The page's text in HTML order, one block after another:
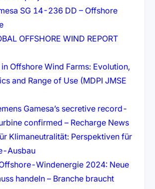
SG 14-236 DD – Offshore
(öffnet in neuem Tab)
OFFSHORE WIND REPORT
neuem Tab)
Offshore Wind Farms: Evolution,
and Range of Use (MDPI JMSE
neuem Tab)
Gamesa’s secretive record-
confirmed – Recharge News(öffnet
Klimaneutralität: Perspektiven für
Ausbau(öffnet in neuem Tab)
Windenergie 2024: Neue
handeln – Branche braucht